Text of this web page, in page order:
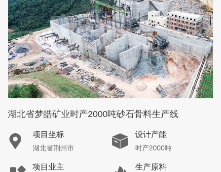
湖北省梦皓矿业时产2000吨砂石骨料生产线
项目坐标
湖北省荆州市
设计产能
时产2000吨
项目业主 生产原料